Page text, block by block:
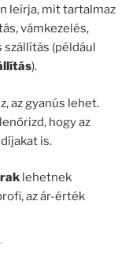
leírja, mit tartalmaz
vámkezelés,
(például
).
az gyanús lehet.
hogy az
is.
lehetnek
az ár-érték